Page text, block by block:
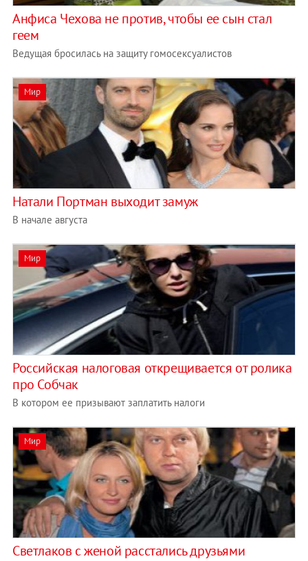
Анфиса Чехова не против, чтобы ее сын стал
геем
Ведущая бросилась на защиту гомосексуалистов
Мир
Натали Портман выходит замуж
В начале августа
Мир
Российская налоговая открещивается от ролика
про Собчак
В котором ее призывают заплатить налоги
Мир
Светлаков с женой расстались друзьями